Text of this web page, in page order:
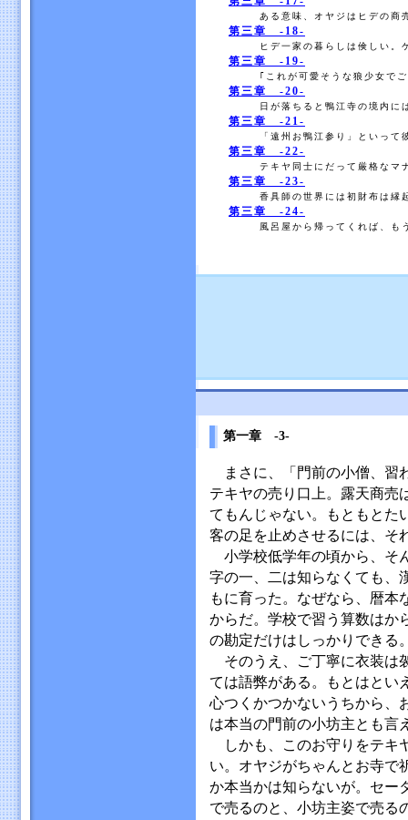
ある意味、オヤジはヒデの
第三章 -18-
ヒデ一家の暮らしは倹しい
第三章 -19-
｢これが可愛そうな狼少女で
第三章 -20-
日が落ちると鴨江寺の境内
第三章 -21-
「遠州お鴨江参り」といっ
第三章 -22-
テキヤ同士にだって厳格な
第三章 -23-
香具師の世界には初財布は
第三章 -24-
風呂屋から帰ってくれば、
第一章 -3-
まさに、「門前の小僧、習
テキヤの売り口上。露天商売
てもんじゃない。もともとた
客の足を止めさせるには、そ
小学校低学年の頃から、そ
字の一、二は知らなくても、
もに育った。なぜなら、暦本
からだ。学校で習う算数はか
の勘定だけはしっかりできる
そのうえ、ご丁寧に衣装は
ては語弊がある。もとはとい
心つくかつかないうちから、
は本当の門前の小坊主とも言
しかも、このお守りをテキ
い。オヤジがちゃんとお寺で
か本当かは知らないが。セー
で売るのと、小坊主姿で売る